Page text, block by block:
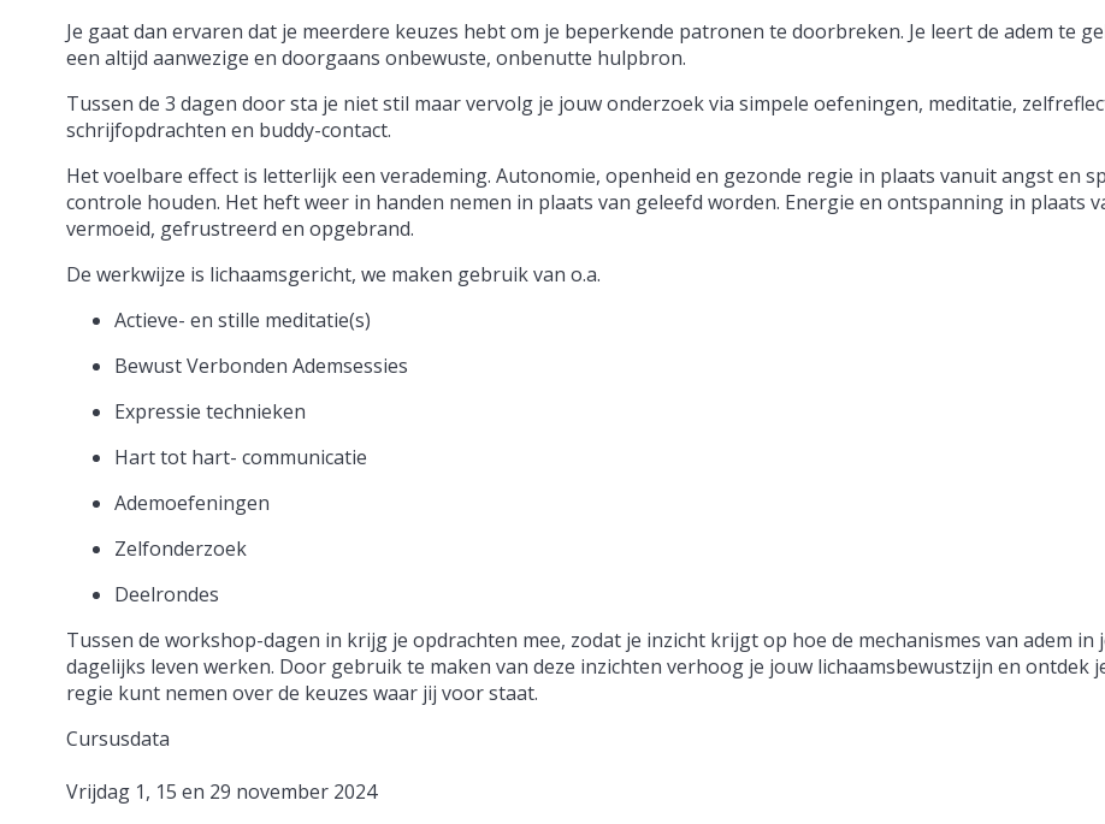
Je gaat dan ervaren dat je meerdere keuzes hebt om je beperkende patronen te doorbreken. Je leert de adem te
een altijd aanwezige en doorgaans onbewuste, onbenutte hulpbron.
Tussen de 3 dagen door sta je niet stil maar vervolg je jouw onderzoek via simpele oefeningen, meditatie,
schrijfopdrachten en buddy-contact.
Het voelbare effect is letterlijk een verademing. Autonomie, openheid en gezonde regie in plaats vanuit angst en
controle houden. Het heft weer in handen nemen in plaats van geleefd worden. Energie en ontspanning in plaats
vermoeid, gefrustreerd en opgebrand.
De werkwijze is lichaamsgericht, we maken gebruik van o.a.
Actieve- en stille meditatie(s)
Bewust Verbonden Ademsessies
Expressie technieken
Hart tot hart- communicatie
Ademoefeningen
Zelfonderzoek
Deelrondes
Tussen de workshop-dagen in krijg je opdrachten mee, zodat je inzicht krijgt op hoe de mechanismes van adem in
dagelijks leven werken. Door gebruik te maken van deze inzichten verhoog je jouw lichaamsbewustzijn en ontdek
regie kunt nemen over de keuzes waar jij voor staat.
Cursusdata
Vrijdag 1, 15 en 29 november 2024